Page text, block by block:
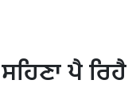
ਪੈ ਰਿਹੈ